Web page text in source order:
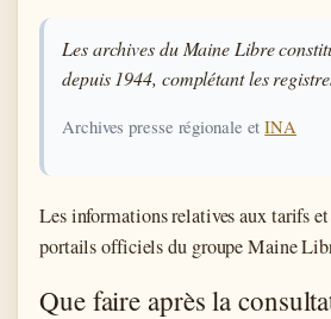
Les archives du Maine Libre
depuis 1944, complétant les
Archives presse régionale etINA
Les informations relatives aux tarifs
portails officiels du groupe Maine
Que faire après la